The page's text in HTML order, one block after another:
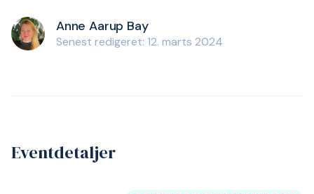
Anne Aarup Bay
Senest redigeret: 12. marts 2024
Eventdetaljer